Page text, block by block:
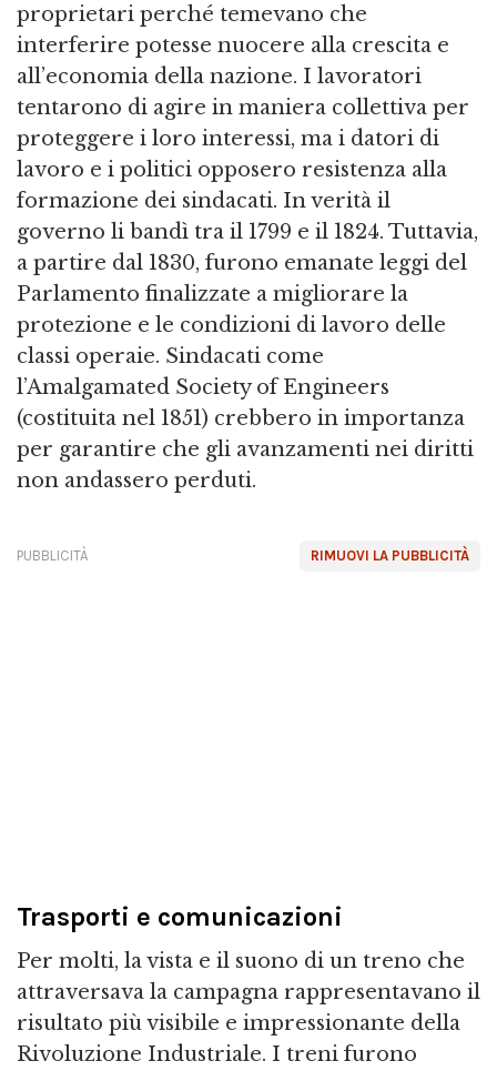
proprietari perché temevano che
interferire potesse nuocere alla crescita e
all’economia della nazione. I lavoratori
tentarono di agire in maniera collettiva per
proteggere i loro interessi, ma i datori di
lavoro e i politici opposero resistenza alla
formazione dei sindacati. In verità il
governo li bandì tra il 1799 e il 1824. Tuttavia,
a partire dal 1830, furono emanate leggi del
Parlamento finalizzate a migliorare la
protezione e le condizioni di lavoro delle
classi operaie. Sindacati come
l’Amalgamated Society of Engineers
(costituita nel 1851) crebbero in importanza
per garantire che gli avanzamenti nei diritti
non andassero perduti.
RIMUOVI LA PUBBLICITÀ
PUBBLICITÀ
Trasporti e comunicazioni
Per molti, la vista e il suono di un treno che
attraversava la campagna rappresentavano il
risultato più visibile e impressionante della
Rivoluzione Industriale. I treni furono